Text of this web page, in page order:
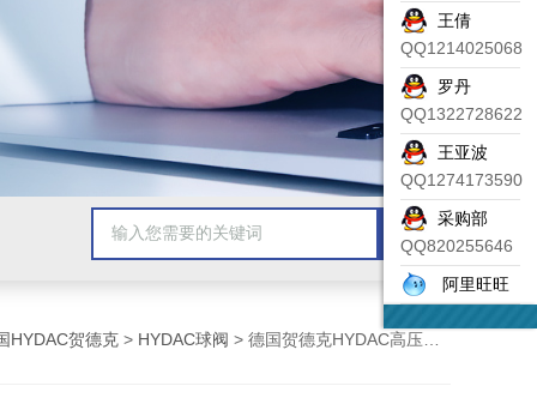
HYDAC贺德克 > HYDAC球阀 > 德国贺德克HYDAC高压球阀KHB-28LR-1212-02X
王倩
QQ1214025068
罗丹
QQ1322728622
王亚波
QQ1274173590
采购部
QQ820255646
阿里旺旺